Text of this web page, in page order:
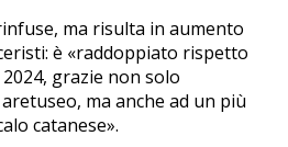
ma risulta in aumento
è «raddoppiato rispetto
grazie non solo
ma anche ad un più
catanese».